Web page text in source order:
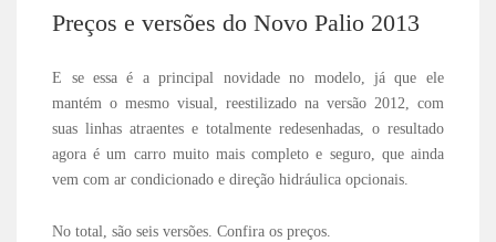
Preços e versões do Novo Palio 2013
E se essa é a principal novidade no modelo, já que ele
mantém o mesmo visual, reestilizado na versão 2012, com
suas linhas atraentes e totalmente redesenhadas, o resultado
agora é um carro muito mais completo e seguro, que ainda
vem com ar condicionado e direção hidráulica opcionais.
No total, são seis versões. Confira os preços.